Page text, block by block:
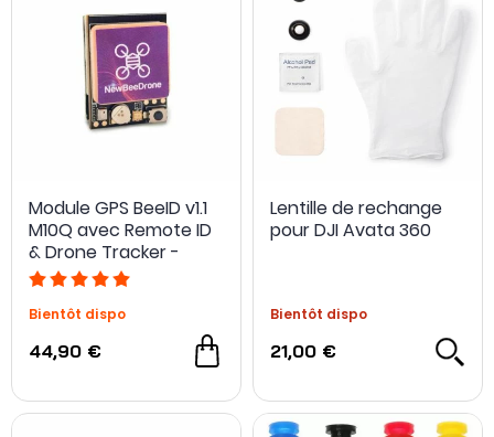
Module GPS BeeID v1.1
M10Q avec Remote ID
& Drone Tracker -
NewBeeDrone
Bientôt dispo
44,90 €
Lentille de rechange
pour DJI Avata 360
Bientôt dispo
21,00 €